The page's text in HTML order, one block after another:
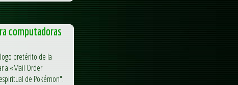
computadoras
pretérito de la
a «Mail Order
de Pokémon".